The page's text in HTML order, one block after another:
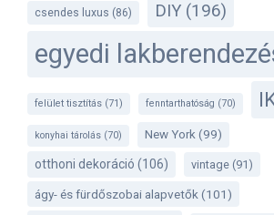
csendes luxus (86) DIY (196)
egyedi
felület tisztítás (71) fenntarthatóság (70)
konyhai tárolás (70) New York (99)
otthoni dekoráció (106) vintage (91)
ágy- és fürdőszobai alapvetők(101)